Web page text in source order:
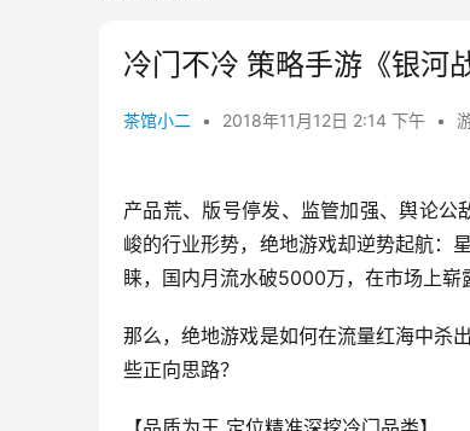
冷门不冷 策略手游《银河
茶馆小二 • 2018年11月12日 2:14 下午 •
产品荒、版号停发、监管加强、舆论
峻的行业形势，绝地游戏却逆势起航：
睐，国内月流水破5000万，在市场上崭
那么，绝地游戏是如何在流量红海中杀
些正向思路？